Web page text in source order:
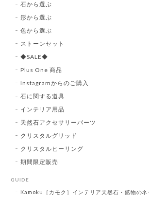
石から選ぶ
形から選ぶ
色から選ぶ
ストーンセット
◆SALE◆
Plus One 商品
Instagramからのご購入
石に関する道具
インテリア用品
天然石アクセサリーパーツ
クリスタルグリッド
クリスタルヒーリング
期間限定販売
GUIDE
Kamoku［カモク］インテリア天然石・鉱物のネ